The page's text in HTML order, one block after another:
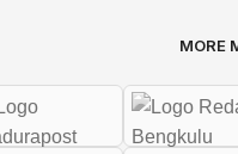
MORE